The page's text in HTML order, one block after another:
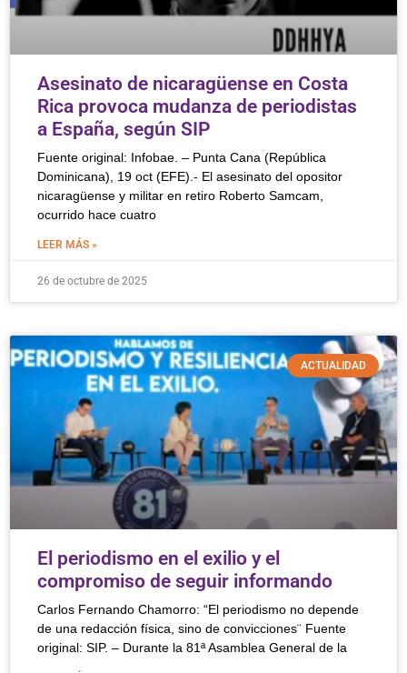
Asesinato de nicaragüense en Costa
Rica provoca mudanza de periodistas
a España, según SIP
Fuente original: Infobae. – Punta Cana (República
Dominicana), 19 oct (EFE).- El asesinato del opositor
nicaragüense y militar en retiro Roberto Samcam,
ocurrido hace cuatro
LEER MÁS »
26 de octubre de 2025
ACTUALIDAD
El periodismo en el exilio y el
compromiso de seguir informando
Carlos Fernando Chamorro: “El periodismo no depende
de una redacción física, sino de convicciones¨ Fuente
original: SIP. – Durante la 81ª Asamblea General de la